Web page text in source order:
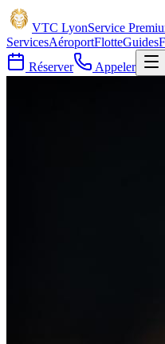
VTC LyonService
ServicesAéroportFlotteGuides
Réserver
Appeler